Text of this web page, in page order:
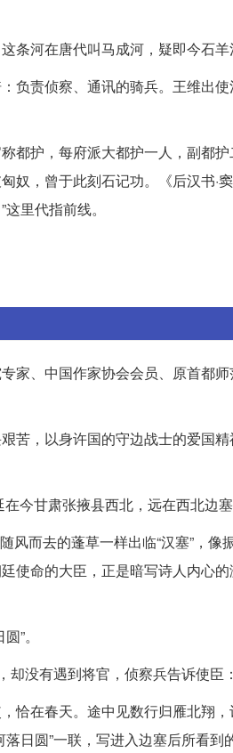
河在唐代叫马成河，疑即今石羊
责侦察、通讯的骑兵。王维出
护，每府派大都护一人，副都
，曾于此刻石记功。《后汉书·
里代指前线。
家、中国作家协会会员、原首都
苦，以身许国的守边战士的爱国
今甘肃张掖县西北，远在西北边塞
风而去的蓬草一样出临“汉塞”，像
命的大臣，正是暗写诗人内心的
”。
没有遇到将官，侦察兵告诉使臣
在春天。途中见数行归雁北翔
日圆”一联，写进入边塞后所看到